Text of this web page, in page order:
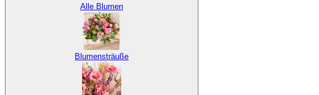
Alle Blumen
Blumensträuße